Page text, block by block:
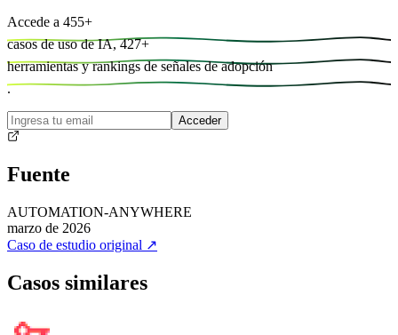
Accede a 455+
casos de uso de IA, 427+
herramientas y rankings de señales de adopción
.
Acceder
Fuente
AUTOMATION-ANYWHERE
marzo de 2026
Caso de estudio original ↗
Casos similares